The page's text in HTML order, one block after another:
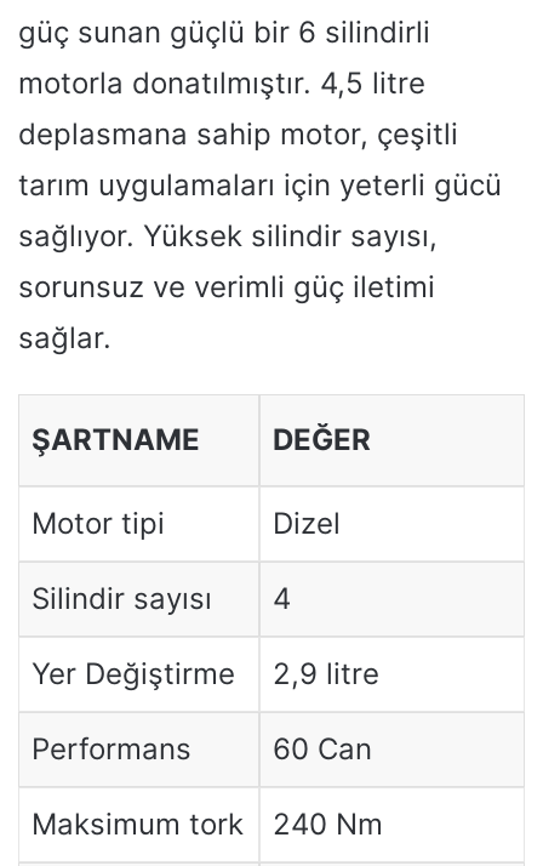
güç sunan güçlü bir 6 silindirli
motorla donatılmıştır. 4,5 litre
deplasmana sahip motor, çeşitli
tarım uygulamaları için yeterli gücü
sağlıyor. Yüksek silindir sayısı,
sorunsuz ve verimli güç iletimi
sağlar.
ŞARTNAME DEĞER
Motor tipi Dizel
Silindir sayısı 4
Yer Değiştirme 2,9 litre
Performans 60 Can
Maksimum tork 240 Nm